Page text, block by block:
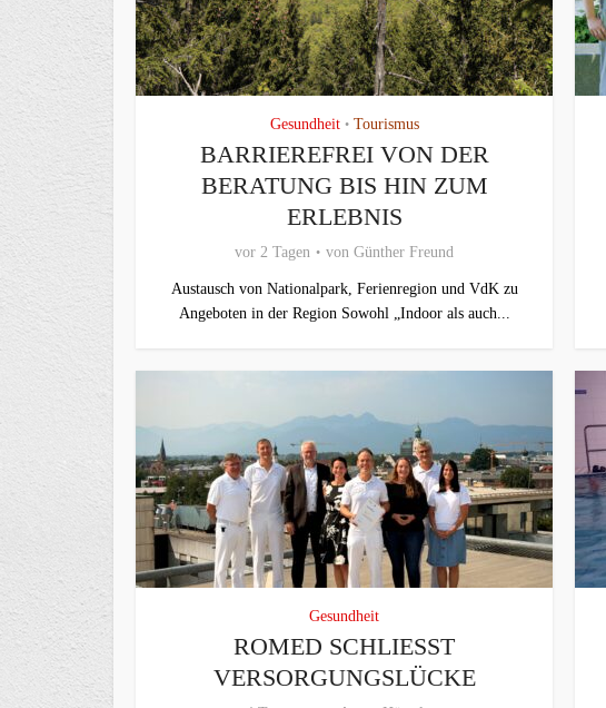
Gesundheit • Tourismus
BARRIEREFREI VON DER
BERATUNG BIS HIN ZUM
ERLEBNIS
vor 2 Tagen von Günther Freund
Austausch von Nationalpark, Ferienregion und VdK zu
Angeboten in der Region Sowohl „Indoor als auch...
Gesundheit
ROMED SCHLIESST V
ERSORGUNGSLÜCKE